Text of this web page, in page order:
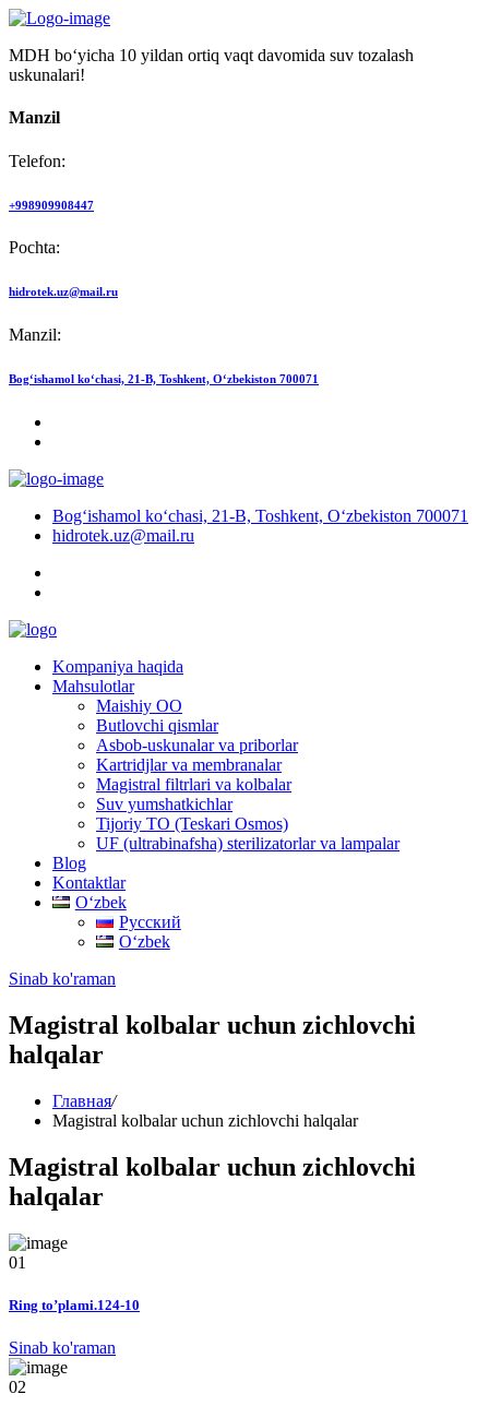
MDH bo‘yicha 10 yildan ortiq vaqt davomida suv tozalash
uskunalari!
Manzil
Telefon:
+998909908447
Pochta:
hidrotek.uz@mail.ru
Manzil:
Bog‘ishamol ko‘chasi, 21-B, Toshkent, O‘zbekiston 700071
Bog‘ishamol ko‘chasi, 21-B, Toshkent, O‘zbekiston 700071
hidrotek.uz@mail.ru
Kompaniya haqida
Mahsulotlar
Maishiy OO
Butlovchi qismlar
Asbob-uskunalar va priborlar
Kartridjlar va membranalar
Magistral filtrlari va kolbalar
Suv yumshatkichlar
Tijoriy TO (Teskari Osmos)
UF (ultrabinafsha) sterilizatorlar va lampalar
Blog
Kontaktlar
Oʻzbek
Русский
Oʻzbek
Sinab ko'raman
Magistral kolbalar uchun zichlovchi
halqalar
Главная/
Magistral kolbalar uchun zichlovchi halqalar
Magistral kolbalar uchun zichlovchi
halqalar
01
Ring to’plami.124-10
Sinab ko'raman
02